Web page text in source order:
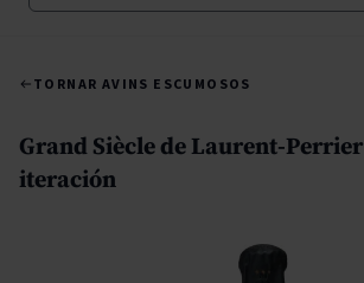
TORNAR AVINS ESCUMOSOS
Grand Siècle de Laurent-Perrier
iteración